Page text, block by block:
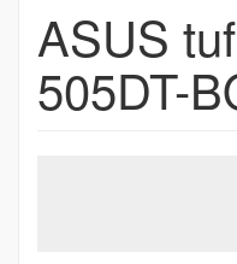
ASUS
505DT-